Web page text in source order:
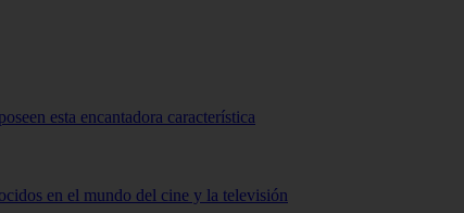
esta encantadora característica
en el mundo del cine y la televisión